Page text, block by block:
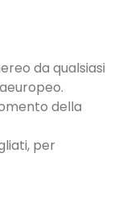
da qualsiasi
della
per